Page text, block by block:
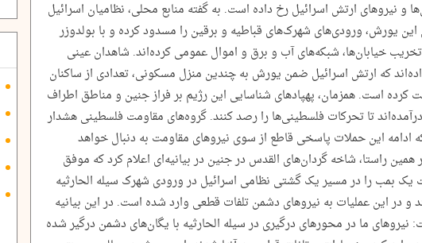
و نیروهای ارتش اسرائیل رخ داده است. به گفته منابع محلی، نظامیان اسرائیل
این یورش، ورودی‌های شهرک‌های قباطیه و برقین را مسدود کرده و با بولدوزر
تخریب خیابان‌ها، شبکه‌های آب و برق و اموال عمومی کرده‌اند. شاهدان عینی
که ارتش اسرائیل ضمن یورش به چندین منزل مسکونی، تعدادی از ساکنان
کرده است. همزمان، پهپادهای شناسایی این رژیم بر فراز جنین و مناطق اطراف
درآمده‌اند تا تحرکات فلسطینی‌ها را رصد کنند. گروه‌های مقاومت فلسطینی هشدار
ادامه این حملات پاسخی قاطع از سوی نیروهای مقاومت به دنبال خواهد
راستا، شاخه گردان‌های القدس در جنین در بیانیه‌ای اعلام کرد که موفق
بمب را در مسیر یک گشتی نظامی اسرائیل در ورودی شهرک سیله الحارثیه
و در این عملیات به نیروهای دشمن تلفات قطعی وارد شده است. در این بیانیه
نیروهای ما در محورهای درگیری در سیله الحارثیه با یگان‌های دشمن درگیر شده